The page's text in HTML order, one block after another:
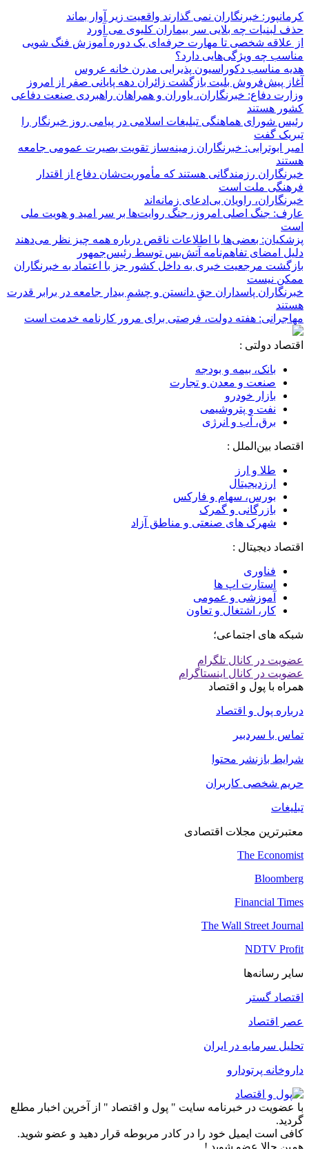
کرمانپور: خبرنگاران نمی گذارند واقعیت زیر آوار بماند
حذف لبنیات چه بلایی سر بیماران کلیوی می آورد
از علاقه شخصی تا مهارت حرفه‌ای یک دوره آموزش فنگ شویی
مناسب چه ویژگی‌هایی دارد؟
هدیه مناسب دکوراسیون پذیرایی مدرن خانه عروس
آغاز پیش‌فروش بلیت بازگشت زائران دهه پایانی صفر از امروز
وزارت دفاع: خبرنگاران، یاوران و همراهان راهبردی صنعت دفاعی
کشور هستند
رئیس شورای هماهنگی تبلیغات اسلامی در پیامی روز خبرنگار را
تبریک گفت
امیر ابوترابی: خبرنگاران زمینه‌ساز تقویت بصیرت عمومی جامعه
هستند
خبرنگاران رزمندگانی هستند که مأموریت‌شان دفاع از اقتدار
فرهنگی ملت است
خبرنگاران، راویان بی‌ادعای زمانه‌اند
عارف: جنگ اصلی امروز، جنگ روایت‌ها بر سر امید و هویت ملی
است
پزشکیان: بعضی‌ها با اطلاعات ناقص درباره همه چیز نظر می‌دهند
دلیل امضای تفاهم‌نامه آتش‌بس توسط رئیس‌جمهور
بازگشت مرجعیت خبری به داخل کشور جز با اعتماد به خبرنگاران
ممکن نیست
‏خبرنگاران پاسداران حقِ دانستن و چشمِ بیدار جامعه در برابر قدرت
هستند
مهاجرانی: هفته دولت، فرصتی برای مرور کارنامه خدمت است
اقتصاد دولتی :
بانک، بیمه و بودجه
صنعت و معدن و تجارت
بازار خودرو
نفت و پتروشیمی
برق، آب و انرژی
اقتصاد بین‌الملل :
طلا و ارز
ارزدیجیتال
بورس، سهام و فارکس
بازرگانی و گمرک
شهرک های صنعتی و مناطق آزاد
اقتصاد دیجیتال :
فناوری
استارت اپ ها
آموزشی و عمومی
کار، اشتغال و تعاون
شبکه های اجتماعی؛
عضویت در کانال تلگرام
عضویت در کانال اینستاگرام
همراه با پول و اقتصاد
درباره پول و اقتصاد
تماس با سردبیر
شرایط بازنشر محتوا
حریم شخصی کاربران
تبلیغات
معتبرترین مجلات اقتصادی
The Economist
Bloomberg
Financial Times
The Wall Street Journal
NDTV Profit
سایر رسانه‌ها
اقتصاد گستر
عصر اقتصاد
تحلیل سرمایه در ایران
داروخانه پرتودارو
با عضویت در خبرنامه سایت " پول و اقتصاد " از آخرین اخبار مطلع
گردید.
کافی است ایمیل خود را در کادر مربوطه قرار دهید و عضو شوید.